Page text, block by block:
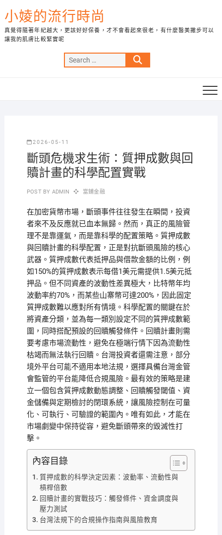
to
content
小婈的流行時尚
真覺得隨著年紀越大，更該好好保養，才不會看起來很老，有什麼醫美撇步可以
讓我的肌膚比較緊實呢
Search
…
2026-05-11
斷頭危機求生術：質押成數與回
贖計畫的科學配置實戰
POST BY ADMIN 當鋪金融
在加密貨幣市場，斷頭事件往往發生在瞬間，投資
者來不及反應就已血本無歸。然而，真正的風險管
理不是靠運氣，而是靠科學的配置策略。質押成數
與回贖計畫的科學配置，正是對抗斷頭風險的核心
武器。質押成數代表抵押品與借款金額的比例，例
如150%的質押成數表示每借1美元需提供1.5美元抵
押品。但不同資產的波動性差異極大，比特幣年均
波動率約70%，而某些山寨幣可達200%，因此固定
質押成數難以應對所有情境。科學配置的關鍵在於
將資產分類，並為每一類別設定不同的質押成數範
圍，同時搭配預設的回贖觸發條件。回贖計畫則需
要考慮市場流動性，避免在極端行情下因為流動性
枯竭而無法執行回贖。台灣投資者還需注意，部分
境外平台可能不適用本地法規，選擇具備台灣金管
會監管的平台能降低合規風險。最有效的策略是建
立一個包含質押成數動態調整、回贖觸發閾值、資
金儲備與定期檢討的閉環系統，讓風險控制在可量
化、可執行、可驗證的範圍內。唯有如此，才能在
市場劇變中保持從容，避免斷頭帶來的毀滅性打
擊。
內容目錄
質押成數的科學決定因素：波動率、流動性與
槓桿倍數
回贖計畫的實戰技巧：觸發條件、資金調度與
壓力測試
台灣法規下的合規操作指南與風險教育